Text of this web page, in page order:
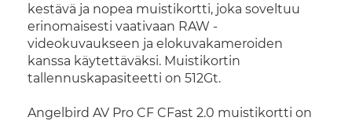
kestävä ja nopea muistikortti, joka soveltuu
erinomaisesti vaativaan RAW -
videokuvaukseen ja elokuvakameroiden
kanssa käytettäväksi. Muistikortin
tallennuskapasiteetti on 512Gt.
Angelbird AV Pro CF CFast 2.0 muistikortti on